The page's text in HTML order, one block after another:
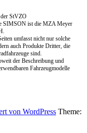
StVZO
SIMSON ist die MZA Meyer
umfasst nicht nur solche
auch Produkte Dritter, die
sind.
der Beschreibung und
Fahrzeugmodelle
von WordPress Theme: